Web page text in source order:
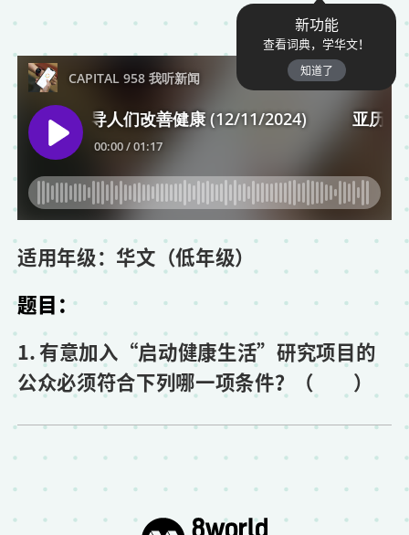
新功能
查看词典，学华文！
知道了
适用年级：华文（低年级）
题目：
1. 有意加入“启动健康生活”研究项目的
公众必须符合下列哪一项条件？（ ）